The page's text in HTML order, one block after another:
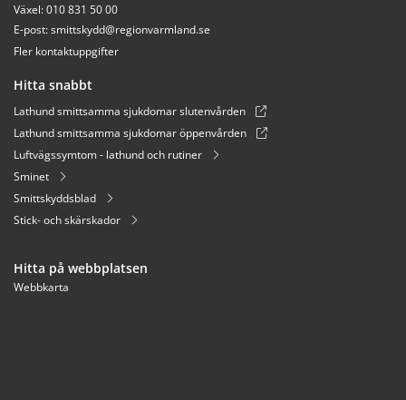
Växel: 010 831 50 00
E-post: smittskydd@regionvarmland.se
Fler kontaktuppgifter
Hitta snabbt
Lathund smittsamma sjukdomar slutenvården
Lathund smittsamma sjukdomar öppenvården
Luftvägssymtom - lathund och rutiner
Sminet
Smittskyddsblad
Stick- och skärskador
Hitta på webbplatsen
Webbkarta